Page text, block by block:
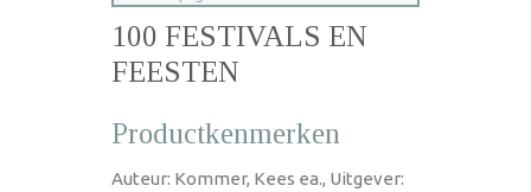
100 FESTIVALS EN
FEESTEN
Productkenmerken
Auteur: Kommer, Kees ea., Uitgever: